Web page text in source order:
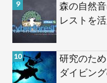
森の自然
レストを
研究のた
ダイビン